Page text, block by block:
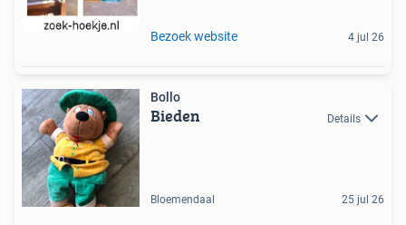
Bezoek website 4 jul 26
Bollo
Bieden Details
Bloemendaal 25 jul 26